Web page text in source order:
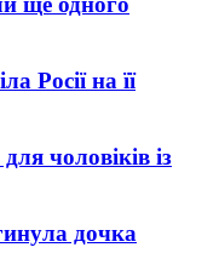
Росії на її
чоловіків із
дочка